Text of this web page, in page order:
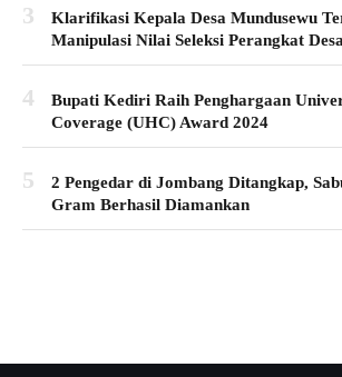
3
Klarifikasi Kepala Desa Mundusewu
Manipulasi Nilai Seleksi Perangkat
4
Bupati Kediri Raih Penghargaan
Coverage (UHC) Award 2024
5
2 Pengedar di Jombang Ditangkap,
Gram Berhasil Diamankan